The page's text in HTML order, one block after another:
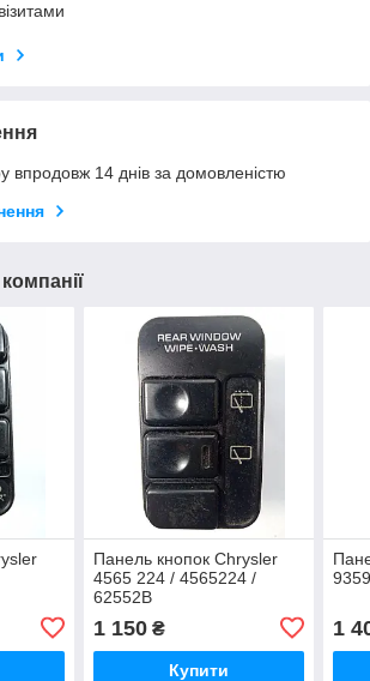
впродовж 14 днів за домовленістю
Панель кнопок Chrysler
4565 224 / 4565224 /
62552B
1 150₴
Купити
1